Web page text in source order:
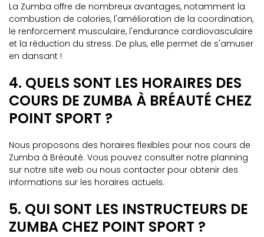
La Zumba offre de nombreux avantages, notamment la
combustion de calories, l'amélioration de la coordination,
le renforcement musculaire, l'endurance cardiovasculaire
et la réduction du stress. De plus, elle permet de s'amuser
en dansant !
4. QUELS SONT LES HORAIRES DES
COURS DE ZUMBA À BRÉAUTÉ CHEZ
POINT SPORT ?
Nous proposons des horaires flexibles pour nos cours de
Zumba à Bréauté. Vous pouvez consulter notre planning
sur notre site web ou nous contacter pour obtenir des
informations sur les horaires actuels.
5. QUI SONT LES INSTRUCTEURS DE
ZUMBA CHEZ POINT SPORT ?